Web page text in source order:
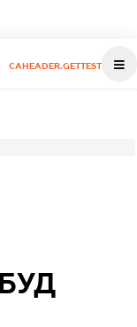
CAHEADER.GETTEST